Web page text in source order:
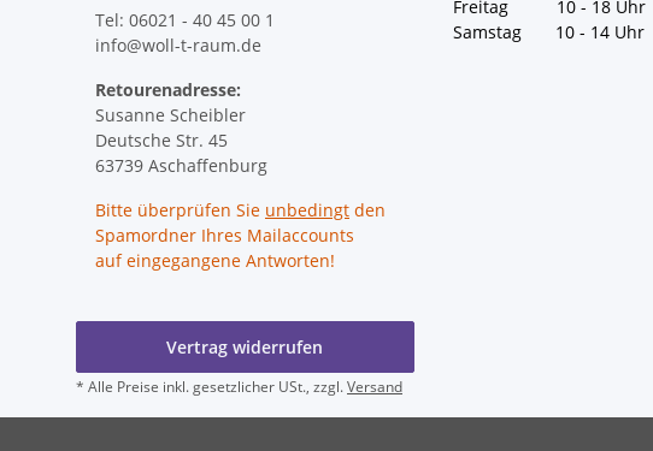
Tel: 06021 - 40 45 00 1
info@woll-t-raum.de
Retourenadresse:
Susanne Scheibler
Deutsche Str. 45
63739 Aschaffenburg
Bitte überprüfen Sie unbedingt den
Spamordner Ihres Mailaccounts
auf eingegangene Antworten!
Freitag 10 - 18 Uhr
Samstag 10 - 14 Uhr
Vertrag widerrufen
* Alle Preise inkl. gesetzlicher USt., zzgl.Versand